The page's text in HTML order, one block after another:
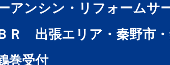
アンシン・リフォームサ
Ｒ 出張エリア・秦野市
巻受付